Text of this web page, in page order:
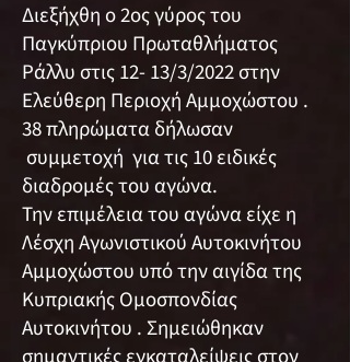
Διεξήχθη ο 2ος γύρος του
Παγκύπριου Πρωταθλήματος
Ράλλυ στις 12- 13/3/2022 στην
Ελεύθερη Περιοχή Αμμοχώστου .
38 πληρώματα δήλωσαν
συμμετοχή για τις 10 ειδικές
διαδρομές του αγώνα.
Την επιμέλεια του αγώνα είχε η
Λέσχη Αγωνιστικού Αυτοκινήτου
Αμμοχώστου υπό την αιγίδα της
Κυπριακής Ομοσπονδίας
Αυτοκινήτου . Σημειώθηκαν